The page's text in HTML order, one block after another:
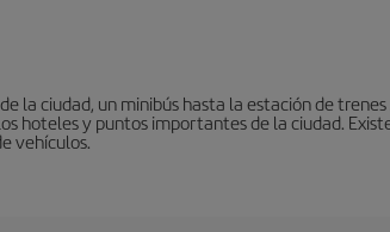
la ciudad, un minibús hasta la estación de
y puntos importantes de la ciudad.
vehículos.